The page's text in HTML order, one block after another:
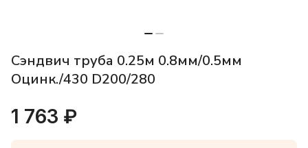
Сэндвич труба 0.25м 0.8мм/0.5мм
Оцинк./430 D200/280
1 763 ₽